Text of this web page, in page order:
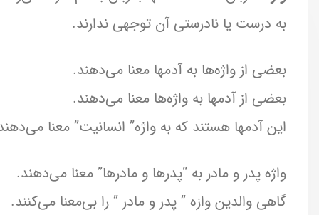
به درست یا نادرستی آن توجهی ندارند.
بعضی از واژه‌ها به آدمها معنا می‌دهند.
بعضی از آدمها به واژه‌ها معنا می‌دهند.
این آدمها هستند که به واژه” انسانیت” معنا
واژه پدر و مادر به “پدرها و مادرها” معنا می‌دهند.
گاهی والدین وازه ” پدر و مادر ” را بی‌معنا می‌کنند.